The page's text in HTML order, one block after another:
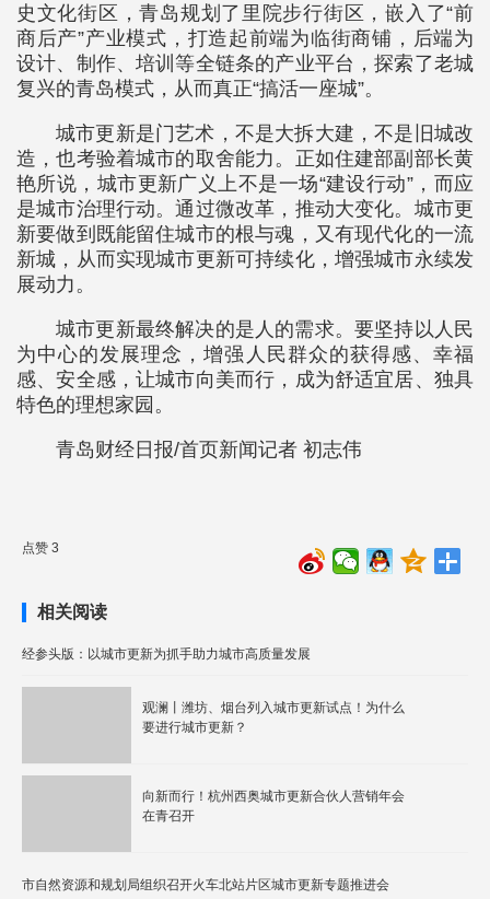
史文化街区，青岛规划了里院步行街区，嵌入了“前
商后产”产业模式，打造起前端为临街商铺，后端为
设计、制作、培训等全链条的产业平台，探索了老城
复兴的青岛模式，从而真正“搞活一座城”。
城市更新是门艺术，不是大拆大建，不是旧城改
造，也考验着城市的取舍能力。正如住建部副部长黄
艳所说，城市更新广义上不是一场“建设行动”，而应
是城市治理行动。通过微改革，推动大变化。城市更
新要做到既能留住城市的根与魂，又有现代化的一流
新城，从而实现城市更新可持续化，增强城市永续发
展动力。
城市更新最终解决的是人的需求。要坚持以人民
为中心的发展理念，增强人民群众的获得感、幸福
感、安全感，让城市向美而行，成为舒适宜居、独具
特色的理想家园。
青岛财经日报/首页新闻记者 初志伟
点赞 3
相关阅读
经参头版：以城市更新为抓手助力城市高质量发展
观澜丨潍坊、烟台列入城市更新试点！为什么
要进行城市更新？
向新而行！杭州西奥城市更新合伙人营销年会
在青召开
市自然资源和规划局组织召开火车北站片区城市更新专题推进会